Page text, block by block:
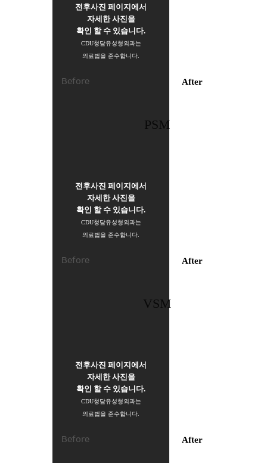
전후사진 페이지에서
자세한 사진을
확인 할 수 있습니다.
CDU청담유성형외과는
의료법을 준수합니다.
Before After
PSM
전후사진 페이지에서
자세한 사진을
확인 할 수 있습니다.
CDU청담유성형외과는
의료법을 준수합니다.
Before After
VSM
전후사진 페이지에서
자세한 사진을
확인 할 수 있습니다.
CDU청담유성형외과는
의료법을 준수합니다.
Before After